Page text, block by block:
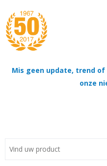
Mis geen update, trend
onze
Tassen
Thema's
Contact